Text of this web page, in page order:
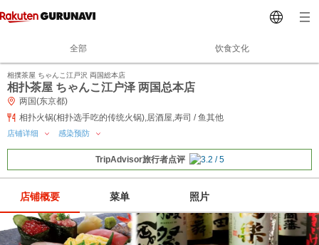
全部 饮食文化
相撲茶屋 ちゃんこ江戸沢 両国総本店
相扑茶屋 ちゃんこ江户泽 两国总本店
两国(东京都)
相扑火锅(相扑选手吃的传统火锅),居酒屋,寿司 / 鱼其他
店铺详细 感染预防
TripAdvisor旅行者点评
店铺概要 菜单 照片